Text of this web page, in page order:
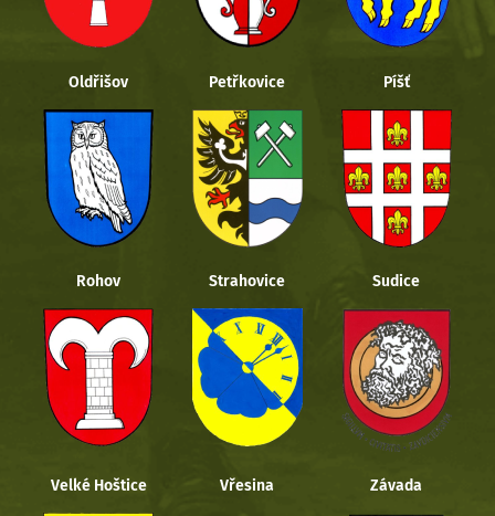
Oldřišov Petřkovice Píšť
Rohov Strahovice Sudice
Velké Hoštice Vřesina Závada